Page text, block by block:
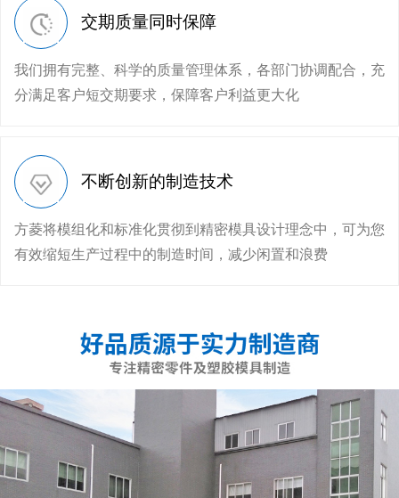
交期质量同时保障
我们拥有完整、科学的质量管理体系，各部门协调配合，充
分满足客户短交期要求，保障客户利益更大化
不断创新的制造技术
方菱将模组化和标准化贯彻到精密模具设计理念中，可为您
有效缩短生产过程中的制造时间，减少闲置和浪费